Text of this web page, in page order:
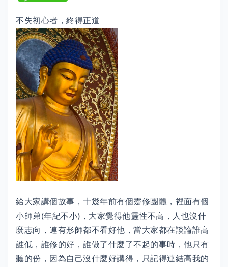
不失初心者，終得正道
給大家講個故事，十幾年前有個靈修團體，裡面有個
小師弟(年紀不小)，大家覺得他靈性不高，人也沒什
麼志向，連有形師都不看好他，當大家都在談論誰高
誰低，誰修的好，誰做了什麼了不起的事時，他只有
聽的份，因為自己沒什麼好講得，只記得連結高我的